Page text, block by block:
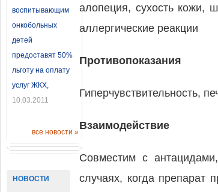
воспитывающим
онкобольных
детей
предоставят 50%
льготу на оплату
услуг ЖКХ,
10.03.2011
все новости »
НОВОСТИ
алопеция, сухость кожи,
аллергические реакции
Противопоказания
Гиперчувствительность,
Взаимодействие
Совместим с
случаях, когда